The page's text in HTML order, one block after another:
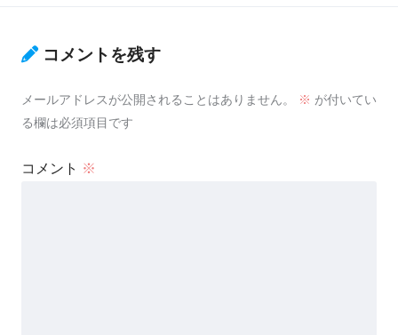
コメントを残す
メールアドレスが公開されることはありません。 ※ が付いてい
る欄は必須項目です
コメント ※